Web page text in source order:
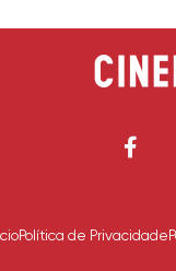
Política de Privacidade